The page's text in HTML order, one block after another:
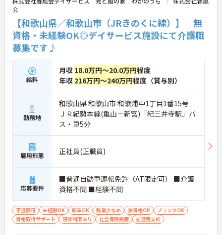
会
【和歌山県／和歌山市（JRきのくに線）】 無
資格・未経験OK◎デイサービス施設にて介護職
募集です♪
給料
月収 18.0万円～20.0万円程度
年収 216万円～240万円程度（賞与別）
勤務地
和歌山県 和歌山市 和歌浦中1丁目1番15号
ＪＲ紀勢本線(亀山－新宮)「紀三井寺駅」バ
ス・車5分
雇用形態 正社員(正職員)
応募要件
■普通自動車運転免許（AT限定可） ■介護
資格不問 ■経験不問
車通勤可 未経験OK 新卒OK 残業少なめ 無資格OK
ブランクOK
資格取得サポート
研修制度あり 社会保険完備 交通費支給